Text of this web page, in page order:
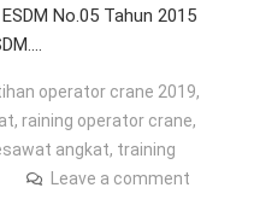
No.05 Tahun 2015
operator crane 2019,
, raining operator crane,
angkat, training
Leave a comment